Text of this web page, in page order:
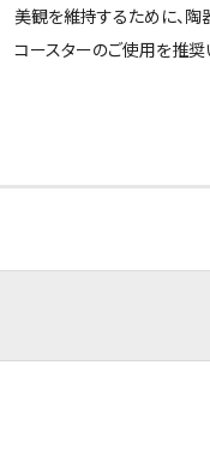
美観を維持するために、
コースターのご使用を推奨